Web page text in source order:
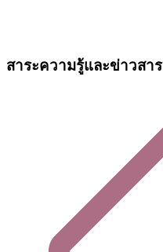
สาระความรู้และข่าวสาร